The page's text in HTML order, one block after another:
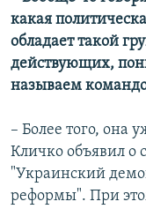
какая
обладает такой
действующих,
называем
– Более того, она
Кличко объявил о
"Украинский
реформы". При